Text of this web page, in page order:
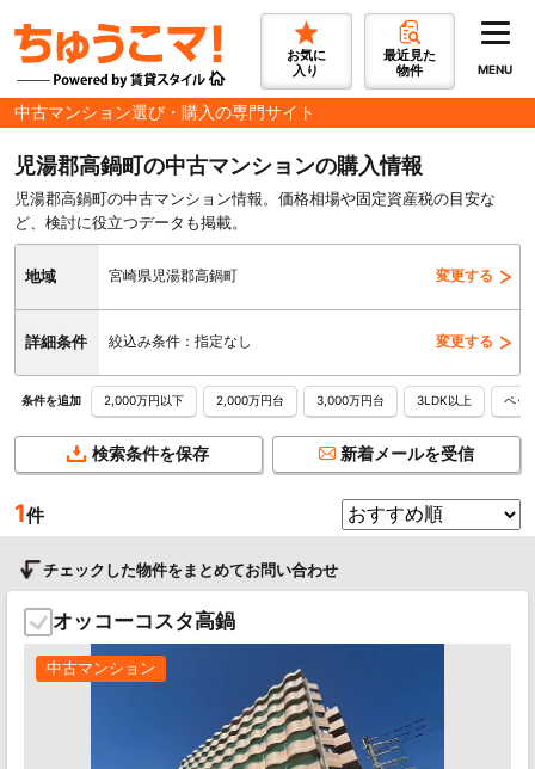
お気に
入り
最近見た
物件
MENU
中古マンション選び・購入の専門サイト
児湯郡高鍋町の中古マンションの購入情報
児湯郡高鍋町の中古マンション情報。価格相場や固定資産税の目安な
ど、検討に役立つデータも掲載。
地域 宮崎県児湯郡高鍋町 変更する
詳細条件 絞込み条件：指定なし 変更する
条件を追加 2,000万円以下 2,000万円台 3,000万円台 3LDK以上 ペッ
検索条件を保存 新着メールを受信
1件
チェックした物件をまとめてお問い合わせ
オッコーコスタ高鍋
中古マンション